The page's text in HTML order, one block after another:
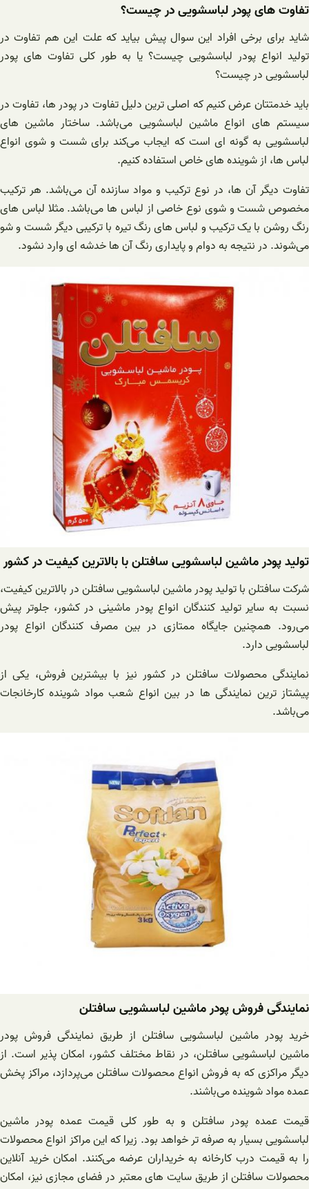
تفاوت های پودر لباسشویی در چیست؟
شاید برای برخی افراد این سوال پیش بیاید که علت این هم تفاوت در
تولید انواع پودر لباسشویی چیست؟ یا به طور کلی تفاوت های پودر
لباسشویی در چیست؟
باید خدمتتان عرض کنیم که اصلی ترین دلیل تفاوت در پودر ها، تفاوت در
سیستم های انواع ماشین لباسشویی می‌باشد. ساختار ماشین های
لباسشویی به گونه ای است که ایجاب می‌کند برای شست و شوی انواع
لباس ها، از شوینده های خاص استفاده کنیم.
تفاوت دیگر آن ها، در نوع ترکیب و مواد سازنده آن می‌باشد. هر ترکیب
مخصوص شست و شوی نوع خاصی از لباس ها می‌باشد. مثلا لباس های
رنگ روشن با یک ترکیب و لباس های رنگ تیره با ترکیبی دیگر شست و شو
می‌شوند. در نتیجه به دوام و پایداری رنگ آن ها خدشه ای وارد نشود.
تولید پودر ماشین لباسشویی سافتلن با بالاترین کیفیت در کشور
شرکت سافتلن با تولید پودر ماشین لباسشویی سافتلن در بالاترین کیفیت،
نسبت به سایر تولید کنندگان انواع پودر ماشینی در کشور، جلوتر پیش
می‌رود. همچنین جایگاه ممتازی در بین مصرف کنندگان انواع پودر
لباسشویی دارد.
نمایندگی محصولات سافتلن در کشور نیز با بیشترین فروش، یکی از
پیشتاز ترین نمایندگی ها در بین انواع شعب مواد شوینده کارخانجات
می‌باشد.
نمایندگی فروش پودر ماشین لباسشویی سافتلن
خرید پودر ماشین لباسشویی سافتلن از طریق نمایندگی فروش پودر
ماشین لباسشویی سافتلن، در نقاط مختلف کشور، امکان پذیر است. از
دیگر مراکزی که به فروش انواع محصولات سافتلن می‌پردازد، مراکز پخش
عمده مواد شوینده می‌باشند.
قیمت عمده پودر سافتلن و به طور کلی قیمت عمده پودر ماشین
لباسشویی بسیار به صرفه تر خواهد بود. زیرا که این مراکز انواع محصولات
را به قیمت درب کارخانه به خریداران عرضه می‌کنند. امکان خرید آنلاین
محصولات سافتلن از طریق سایت های معتبر در فضای مجازی نیز، امکان